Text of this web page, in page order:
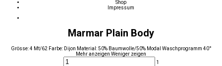
Shop
Impressum
Marmar Plain Body
Grösse: 4 Mt/62 Farbe: Dijon Material: 50% Baumwolle/50% Modal Waschprogramm 40°
Mehr anzeigen Weniger zeigen
1